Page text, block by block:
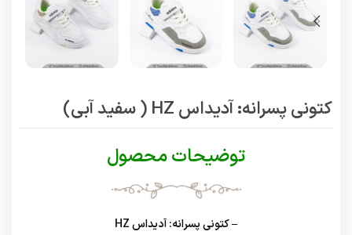
کتونی پسرانه: آدیداس HZ ( سفید آبی)
توضیحات محصول
– کتونی پسرانه: آدیداس HZ